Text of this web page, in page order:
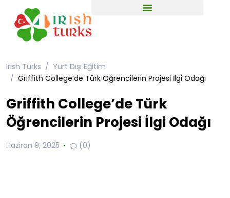
Irish Turks
Yurt Dışı Eğitim
Griffith College’de Türk Öğrencilerin Projesi İlgi Odağı
Griffith College’de Türk
Öğrencilerin Projesi İlgi Odağı
Haziran 9, 2025 (0)